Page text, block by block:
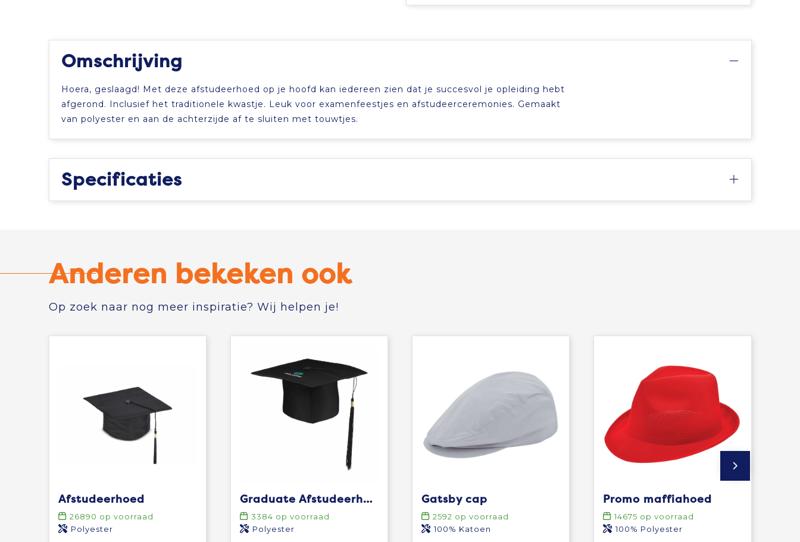
Omschrijving
Hoera, geslaagd! Met deze afstudeerhoed op je hoofd kan iedereen zien dat je succesvol je opleiding hebt
afgerond. Inclusief het traditionele kwastje. Leuk voor examenfeestjes en afstudeerceremonies. Gemaakt
van polyester en aan de achterzijde af te sluiten met touwtjes.
Specificaties
Anderen bekeken ook
Op zoek naar nog meer inspiratie? Wij helpen je!
Afstudeerhoed
26890 op voorraad
Polyester
Graduate Afstudeerhoed
3384 op voorraad
Polyester
Gatsby cap
2592 op voorraad
100% Katoen
Promo maffiahoed
14675 op voorraad
100% Polyester